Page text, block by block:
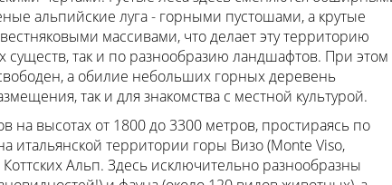
альпийские луга - горными пустошами, а крутые
массивами, что делает эту территорию
так и по разнообразию ландшафтов. При этом
а обилие небольших горных деревень
так и для знакомства с местной культурой.
на высотах от 1800 до 3300 метров, простираясь по
итальянской территории горы Визо (Monte Viso,
Альп. Здесь исключительно разнообразны